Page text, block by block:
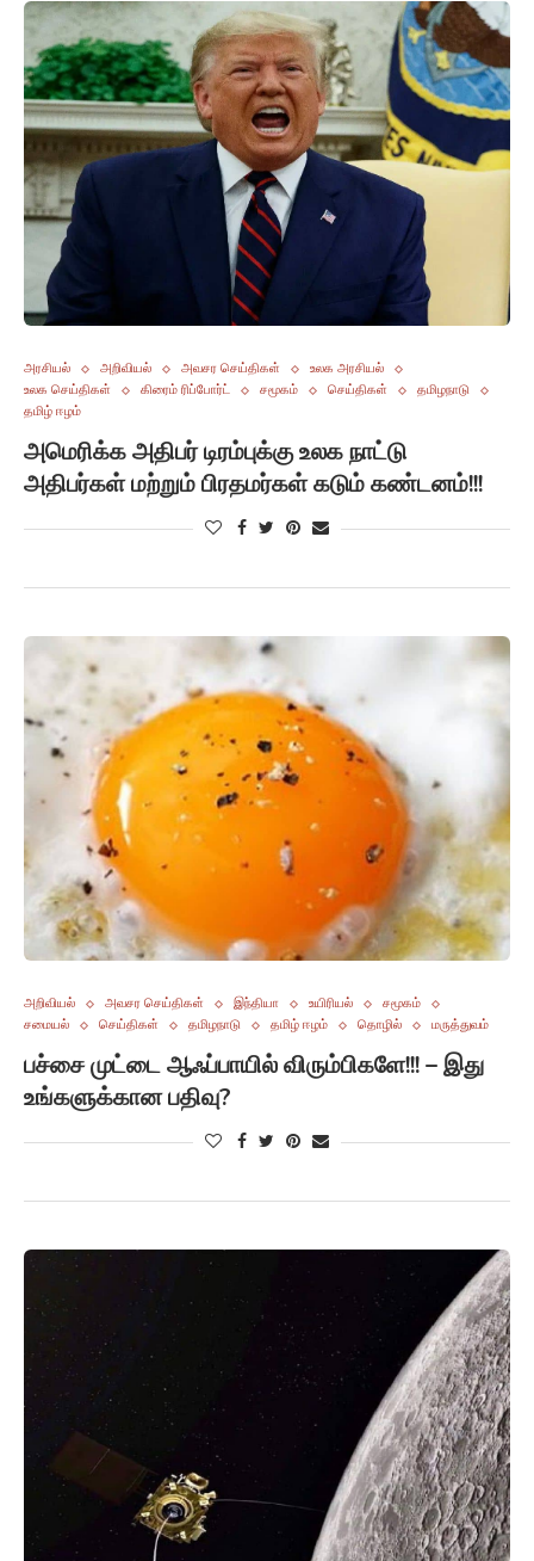
அரசியல் அறிவியல் அவசர செய்திகள்
உலக அரசியல்
உலக செய்திகள்
கிரைம் ரிப்போர்ட் சமூகம் செய்திகள்
தமிழநாடு
தமிழ் ஈழம்
அமெரிக்க அதிபர் டிரம்புக்கு உலக நாட்டு
அதிபர்கள் மற்றும் பிரதமர்கள் கடும் கண்டனம்!!!
அறிவியல் அவசர செய்திகள் இந்தியா உயிரியல்
சமூகம்
சமையல்
செய்திகள் தமிழநாடு தமிழ் ஈழம் தொழில் மருத்துவம்
பச்சை முட்டை ஆஃப்பாயில் விரும்பிகளே!!! – இது
உங்களுக்கான பதிவு?